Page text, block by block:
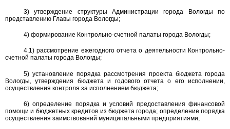
3) утверждение структуры Администрации города Вологды по
представлению Главы города Вологды;
4) формирование Контрольно-счетной палаты города Вологды;
4.1) рассмотрение ежегодного отчета о деятельности Контрольно-
счетной палаты города Вологды;
5) установление порядка рассмотрения проекта бюджета города
Вологды, утверждения бюджета и годового отчета о его исполнении,
осуществления контроля за исполнением бюджета;
6) определение порядка и условий предоставления финансовой
помощи и бюджетных кредитов из бюджета города; определение порядка
осуществления заимствований муниципальными предприятиями;